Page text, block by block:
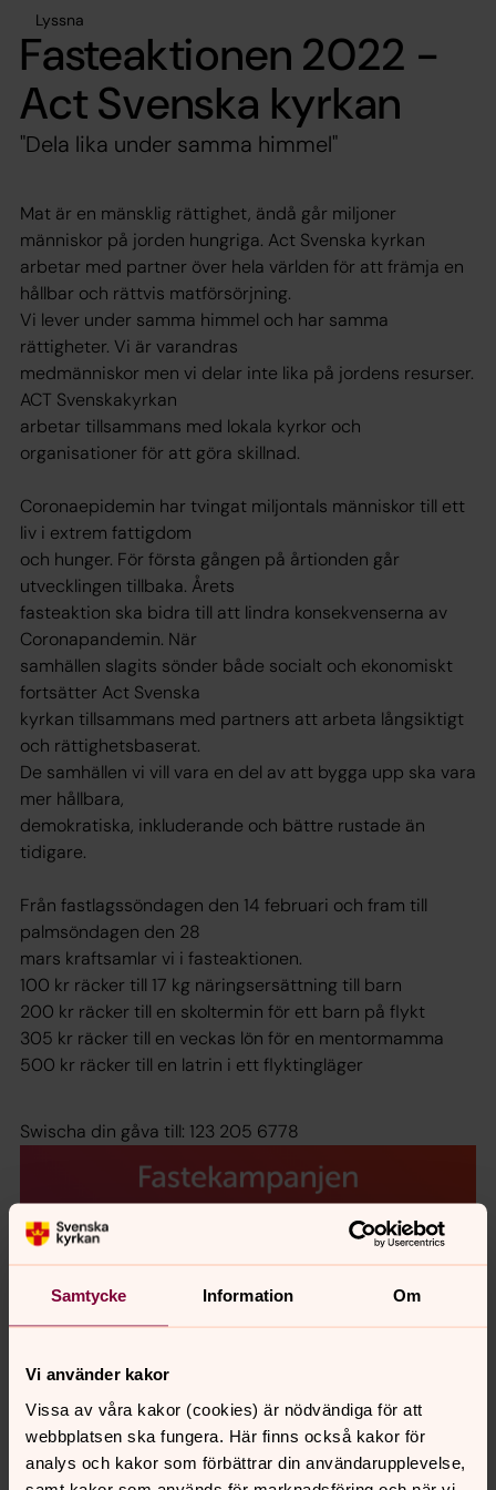
Samtycke Information Om
Vi använder kakor
Vissa av våra kakor (cookies) är nödvändiga för att
webbplatsen ska fungera. Här finns också kakor för
analys och kakor som förbättrar din användarupplevelse,
Lyssna
Fasteaktionen 2022 -
Act Svenska kyrkan
"Dela lika under samma himmel"
Mat är en mänsklig rättighet, ändå går miljoner
människor på jorden hungriga. Act Svenska kyrkan
arbetar med partner över hela världen för att främja en
hållbar och rättvis matförsörjning.
Vi lever under samma himmel och har samma
rättigheter. Vi är varandras
medmänniskor men vi delar inte lika på jordens resurser.
ACT Svenskakyrkan
arbetar tillsammans med lokala kyrkor och
organisationer för att göra skillnad.
Coronaepidemin har tvingat miljontals människor till ett
liv i extrem fattigdom
och hunger. För första gången på årtionden går
utvecklingen tillbaka. Årets
fasteaktion ska bidra till att lindra konsekvenserna av
Coronapandemin. När
samhällen slagits sönder både socialt och ekonomiskt
fortsätter Act Svenska
kyrkan tillsammans med partners att arbeta långsiktigt
och rättighetsbaserat.
De samhällen vi vill vara en del av att bygga upp ska vara
mer hållbara,
demokratiska, inkluderande och bättre rustade än
tidigare.
Från fastlagssöndagen den 14 februari och fram till
palmsöndagen den 28
mars kraftsamlar vi i fasteaktionen.
100 kr räcker till 17 kg näringsersättning till barn
200 kr räcker till en skoltermin för ett barn på flykt
305 kr räcker till en veckas lön för en mentormamma
500 kr räcker till en latrin i ett flyktingläger
Swischa din gåva till: 123 205 6778